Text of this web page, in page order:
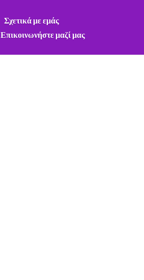
Σχετικά με εμάς
Επικοινωνήστε μαζί μας